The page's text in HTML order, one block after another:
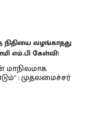
நிதியை வழங்காதது
எம்.பி கேள்வி!